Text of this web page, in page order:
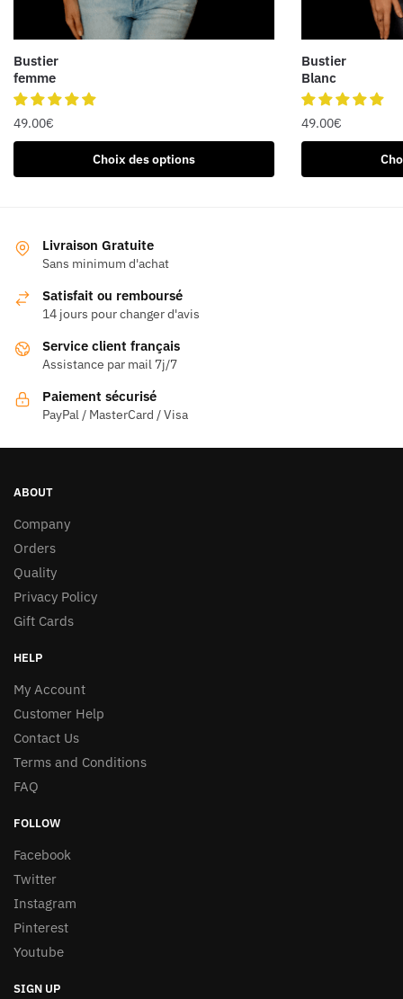
Bustier
femme
49.00€
Choix des options
produit
variations.
Les
peuvent
choisies
la
page
Bustier
Blanc
49.00€
produit
Livraison Gratuite
Sans minimum d'achat
Satisfait ou remboursé
14 jours pour changer d'avis
Service client français
Assistance par mail 7j/7
Paiement sécurisé
PayPal / MasterCard / Visa
ABOUT
Company
Orders
Quality
Privacy Policy
Gift Cards
HELP
My Account
Customer Help
Contact Us
Terms and Conditions
FAQ
FOLLOW
Facebook
Twitter
Instagram
Pinterest
Youtube
SIGN UP